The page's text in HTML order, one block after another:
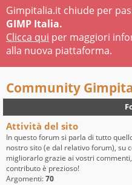
Gimpitalia.it chiude per
GIMP Italia.
Clicca qui per maggiori
alla nuova piattaforma.
Community
Attività del sito
In questo forum si parla di tutto
nostro sito (e dal relativo forum), su
migliorarlo grazie ai vostri
contributo è prezioso!
Argomenti:70